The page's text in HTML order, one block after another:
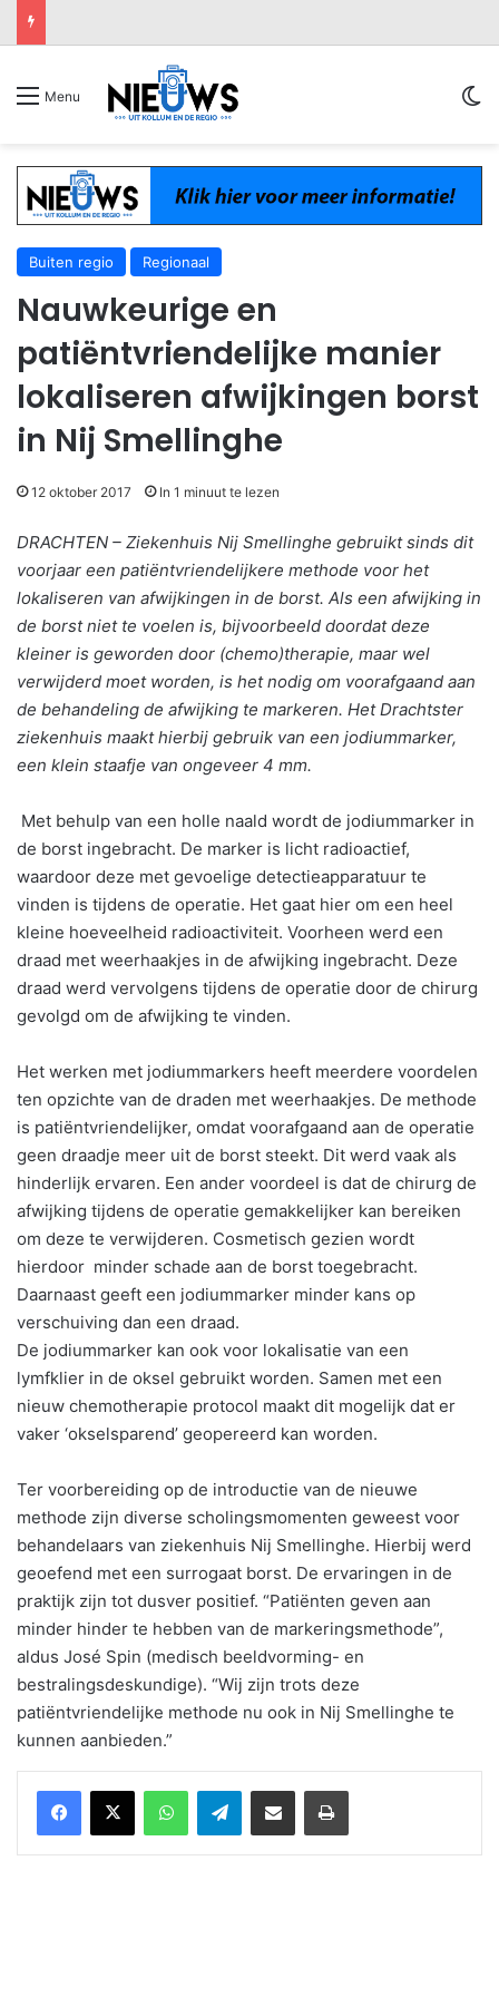
Menu
Buiten regio Regionaal
Nauwkeurige en
patiëntvriendelijke manier
lokaliseren afwijkingen borst
in Nij Smellinghe
12 oktober 2017 In 1 minuut te lezen
DRACHTEN – Ziekenhuis Nij Smellinghe gebruikt sinds dit
voorjaar een patiëntvriendelijkere methode voor het
lokaliseren van afwijkingen in de borst. Als een afwijking in
de borst niet te voelen is, bijvoorbeeld doordat deze
kleiner is geworden door (chemo)therapie, maar wel
verwijderd moet worden, is het nodig om voorafgaand aan
de behandeling de afwijking te markeren. Het Drachtster
ziekenhuis maakt hierbij gebruik van een jodiummarker,
een klein staafje van ongeveer 4 mm.
Met behulp van een holle naald wordt de jodiummarker in
de borst ingebracht. De marker is licht radioactief,
waardoor deze met gevoelige detectieapparatuur te
vinden is tijdens de operatie. Het gaat hier om een heel
kleine hoeveelheid radioactiviteit. Voorheen werd een
draad met weerhaakjes in de afwijking ingebracht. Deze
draad werd vervolgens tijdens de operatie door de chirurg
gevolgd om de afwijking te vinden.
Het werken met jodiummarkers heeft meerdere voordelen
ten opzichte van de draden met weerhaakjes. De methode
is patiëntvriendelijker, omdat voorafgaand aan de operatie
geen draadje meer uit de borst steekt. Dit werd vaak als
hinderlijk ervaren. Een ander voordeel is dat de chirurg de
afwijking tijdens de operatie gemakkelijker kan bereiken
om deze te verwijderen. Cosmetisch gezien wordt
hierdoor minder schade aan de borst toegebracht.
Daarnaast geeft een jodiummarker minder kans op
verschuiving dan een draad.
De jodiummarker kan ook voor lokalisatie van een
lymfklier in de oksel gebruikt worden. Samen met een
nieuw chemotherapie protocol maakt dit mogelijk dat er
vaker ‘okselsparend’ geopereerd kan worden.
Ter voorbereiding op de introductie van de nieuwe
methode zijn diverse scholingsmomenten geweest voor
behandelaars van ziekenhuis Nij Smellinghe. Hierbij werd
geoefend met een surrogaat borst. De ervaringen in de
praktijk zijn tot dusver positief. “Patiënten geven aan
minder hinder te hebben van de markeringsmethode”,
aldus José Spin (medisch beeldvorming- en
bestralingsdeskundige). “Wij zijn trots deze
patiëntvriendelijke methode nu ook in Nij Smellinghe te
kunnen aanbieden.”
WhatsAppTelegramDelen via Email Print